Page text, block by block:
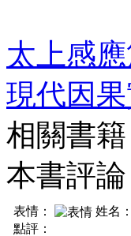
太上感
現代因
相關書籍
本書評論
表情： 姓名：
點評：